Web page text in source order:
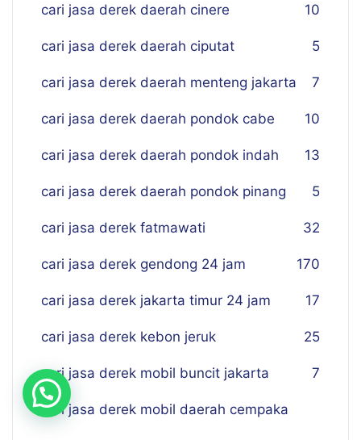
cari jasa derek daerah cinere 10
cari jasa derek daerah ciputat 5
cari jasa derek daerah menteng jakarta 7
cari jasa derek daerah pondok cabe 10
cari jasa derek daerah pondok indah 13
cari jasa derek daerah pondok pinang 5
cari jasa derek fatmawati 32
cari jasa derek gendong 24 jam 170
cari jasa derek jakarta timur 24 jam 17
cari jasa derek kebon jeruk 25
cari jasa derek mobil buncit jakarta 7
cari jasa derek mobil daerah cempaka